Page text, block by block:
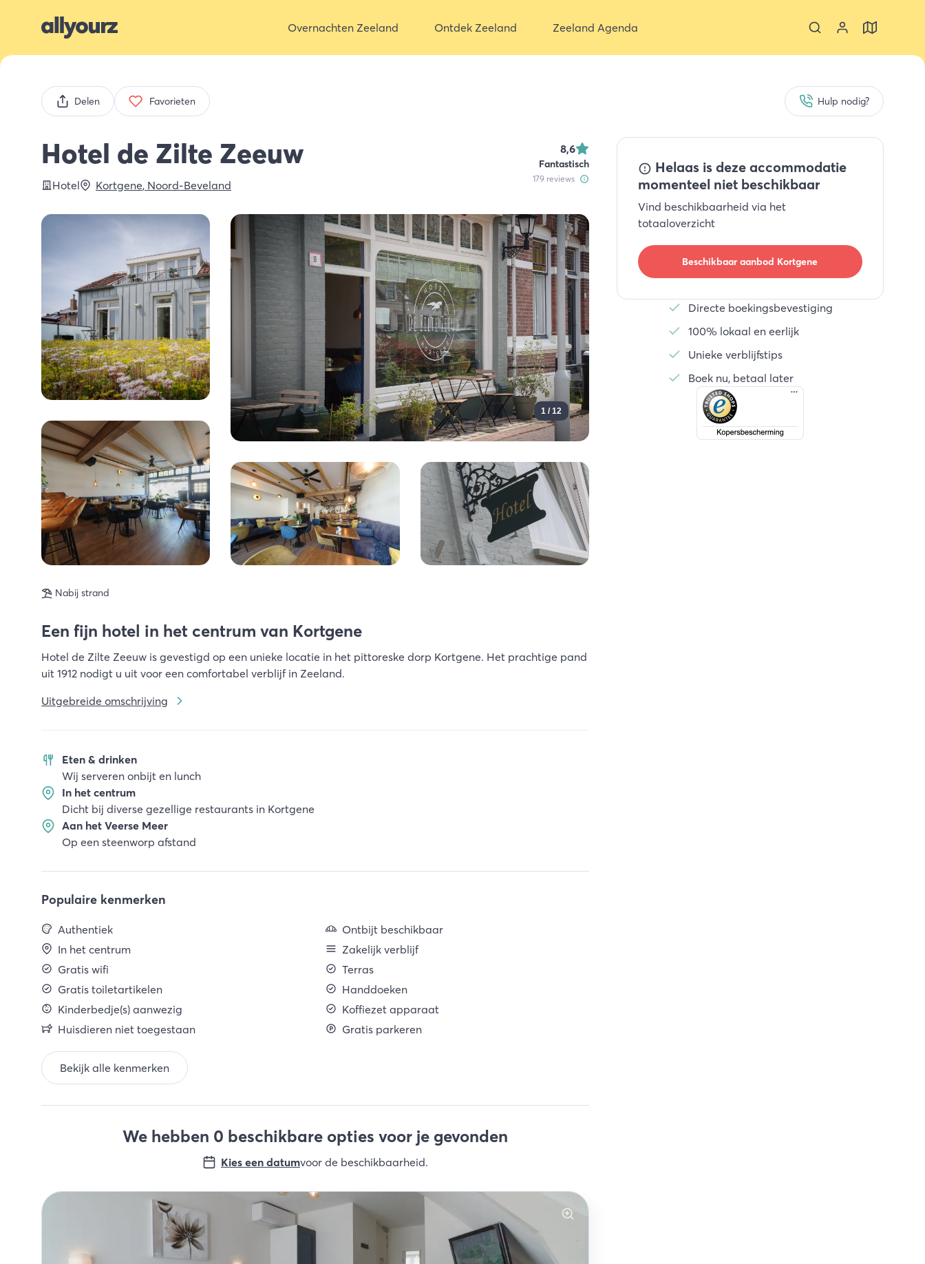
Overnachten Zeeland Ontdek Zeeland Zeeland Agenda
Delen Favorieten Hulp nodig?
Hotel de Zilte Zeeuw
Hotel
8,6
Fantastisch
179reviews
Kortgene, Noord-Beveland
1 / 12
Nabij strand
Een fijn hotel in het centrum van Kortgene
Hotel de Zilte Zeeuw is gevestigd op een unieke locatie in het pittoreske dorp Kortgene. Het prachtige pand
uit 1912 nodigt u uit voor een comfortabel verblijf in Zeeland.
Uitgebreide omschrijving
Eten & drinken
Wij serveren onbijt en lunch
In het centrum
Dicht bij diverse gezellige restaurants in Kortgene
Aan het Veerse Meer
Op een steenworp afstand
Populaire kenmerken
Authentiek
In het centrum
Gratis wifi
Gratis toiletartikelen
Kinderbedje(s) aanwezig
Huisdieren niet toegestaan
Ontbijt beschikbaar
Zakelijk verblijf
Terras
Handdoeken
Koffiezet apparaat
Gratis parkeren
Bekijk alle kenmerken
We hebben 0 beschikbare opties voor je gevonden
Kies een datumvoor de beschikbaarheid.
Helaas is deze accommodatie
momenteel niet beschikbaar
Vind beschikbaarheid via het
totaaloverzicht
Beschikbaar aanbod Kortgene
Directe boekingsbevestiging
100% lokaal en eerlijk
Unieke verblijfstips
Boek nu, betaal later